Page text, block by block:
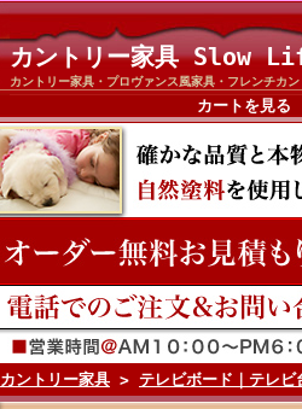
カントリー家具 Slow
カントリー家具・プロヴァンス風家具・フレンチカ
カートを見る
カントリー家具 > テレビボード｜テレビ